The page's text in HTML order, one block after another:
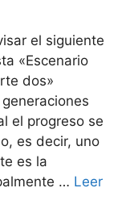
el siguiente
«Escenario
dos»
el progreso se
es decir, uno
es la
… Leer